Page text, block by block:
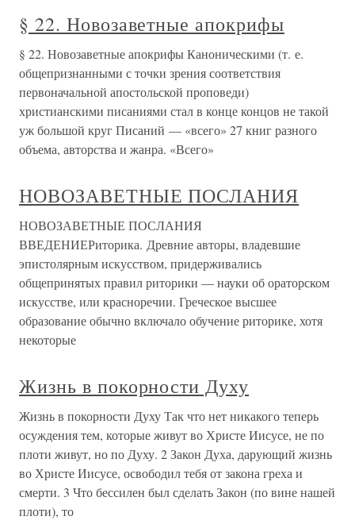
§ 22. Новозаветные апокрифы
§ 22. Новозаветные апокрифы Каноническими (т. е.
общепризнанными с точки зрения соответствия
первоначальной апостольской проповеди)
христианскими писаниями стал в конце концов не такой
уж большой круг Писаний — «всего» 27 книг разного
объема, авторства и жанра. «Всего»
НОВОЗАВЕТНЫЕ ПОСЛАНИЯ
НОВОЗАВЕТНЫЕ ПОСЛАНИЯ
ВВЕДЕНИЕРиторика. Древние авторы, владевшие
эпистолярным искусством, придерживались
общепринятых правил риторики — науки об ораторском
искусстве, или красноречии. Греческое высшее
образование обычно включало обучение риторике, хотя
некоторые
Жизнь в покорности Духу
Жизнь в покорности Духу Так что нет никакого теперь
осуждения тем, которые живут во Христе Иисусе, не по
плоти живут, но по Духу. 2 Закон Духа, дарующий жизнь
во Христе Иисусе, освободил тебя от закона греха и
смерти. 3 Что бессилен был сделать Закон (по вине нашей
плоти), то